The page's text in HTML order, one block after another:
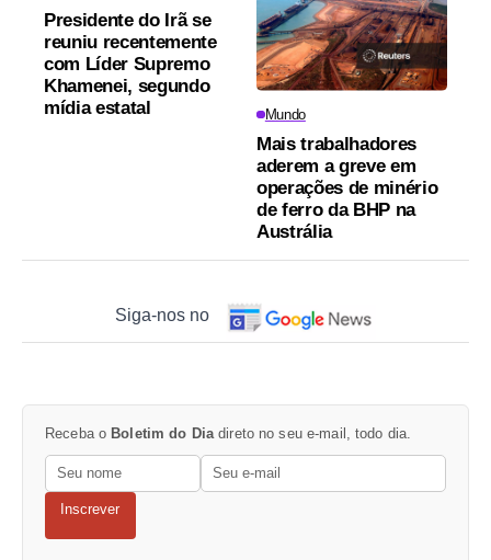
Presidente do Irã se
reuniu recentemente
com Líder Supremo
Khamenei, segundo
mídia estatal
Mundo
Mais trabalhadores
aderem a greve em
operações de minério
de ferro da BHP na
Austrália
Siga-nos no
Receba o Boletim do Diadireto no seu e-mail, todo dia.
Inscrever